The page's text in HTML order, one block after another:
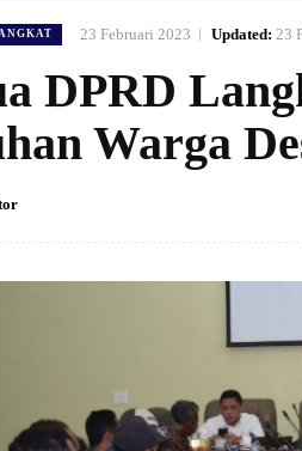
23 Februari 2023 Updated: 23
DPRD
Warga